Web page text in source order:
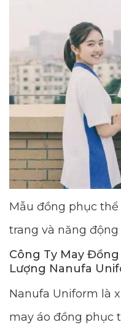
Mẫu đồng phục
trang và năng động
Công Ty May
Lượng Nanufa
Nanufa Uniform là
may áo đồng phục